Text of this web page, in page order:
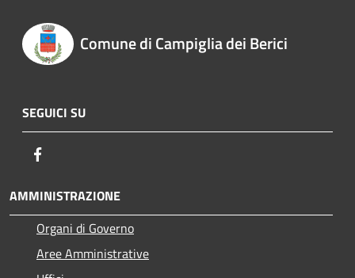
Comune di Campiglia dei Berici
SEGUICI SU
AMMINISTRAZIONE
Organi di Governo
Aree Amministrative